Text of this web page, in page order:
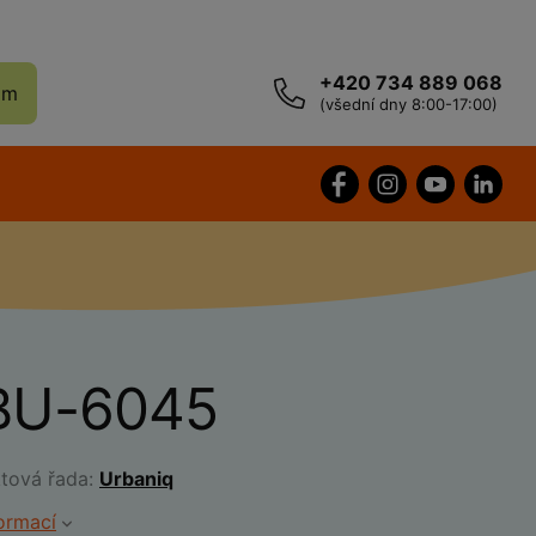
+420 734 889 068
(všední dny 8:00-17:00)
6045
řada: Urbaniq